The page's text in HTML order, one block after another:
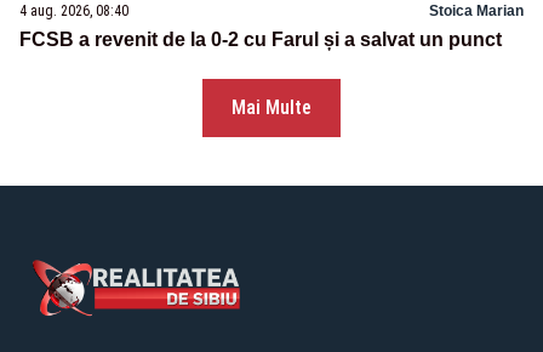
4 aug. 2026, 08:40 Stoica Marian
FCSB a revenit de la 0-2 cu Farul și a salvat un punct
Mai Multe